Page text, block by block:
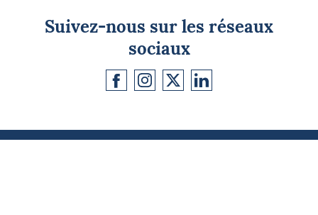
Suivez-nous sur les réseaux
sociaux